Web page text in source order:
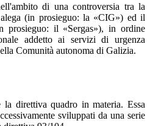
di una controversia tra la
(in prosieguo: la «CIG») ed il
prosieguo: il «Sergas»), in ordine
addetto ai servizi di urgenza
Comunità autonoma di Galizia.
direttiva quadro in materia. Essa
sviluppati da una serie